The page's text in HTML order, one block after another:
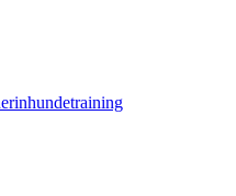
hundetraining